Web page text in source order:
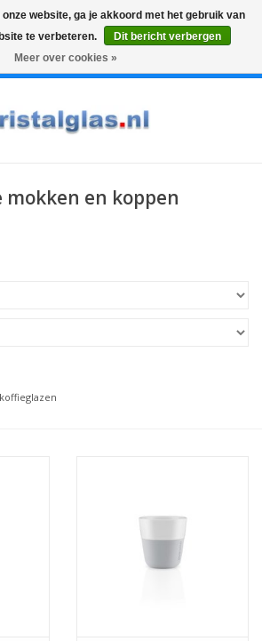
Graveren
mokken en koppen
website, ga je akkoord met het gebruik van
te verbeteren.
Dit bericht verbergen
Meer over cookies »